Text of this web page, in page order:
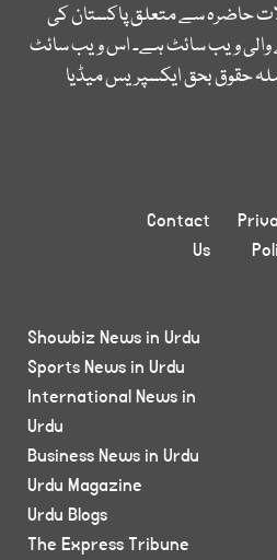
حاضرہ سے متعلق پاکستان کی
ویب سائٹ ہے۔ اس ویب سائٹ
حقوق بحق ایکسپریس میڈیا
Contact
Us
Showbiz News in Urdu
Sports News in Urdu
International News in
Urdu
Business News in Urdu
Urdu Magazine
Urdu Blogs
The Express Tribune